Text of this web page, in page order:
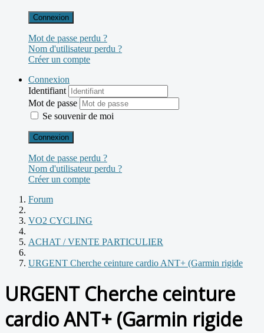
Connexion
Mot de passe perdu ?
Nom d'utilisateur perdu ?
Créer un compte
Connexion
Identifiant
Mot de passe
Se souvenir de moi
Connexion
Mot de passe perdu ?
Nom d'utilisateur perdu ?
Créer un compte
Forum
VO2 CYCLING
ACHAT / VENTE PARTICULIER
URGENT Cherche ceinture cardio ANT+ (Garmin rigide
URGENT Cherche ceinture
cardio ANT+ (Garmin rigide